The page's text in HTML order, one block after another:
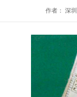
作者： 深